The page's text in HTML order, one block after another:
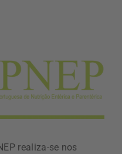
realiza-se nos